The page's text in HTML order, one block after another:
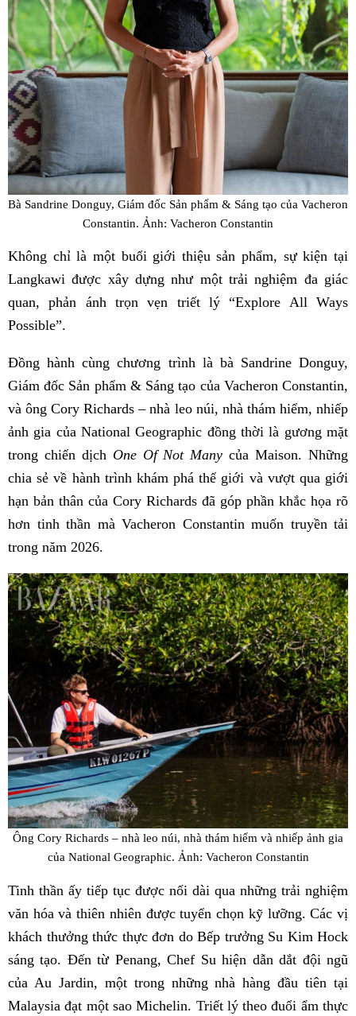
Bà Sandrine Donguy, Giám đốc Sản phẩm & Sáng tạo của Vacheron
Constantin. Ảnh: Vacheron Constantin
Không chỉ là một buổi giới thiệu sản phẩm, sự kiện tại
Langkawi được xây dựng như một trải nghiệm đa giác
quan, phản ánh trọn vẹn triết lý “Explore All Ways
Possible”.
Đồng hành cùng chương trình là bà Sandrine Donguy,
Giám đốc Sản phẩm & Sáng tạo của Vacheron Constantin,
và ông Cory Richards – nhà leo núi, nhà thám hiểm, nhiếp
ảnh gia của National Geographic đồng thời là gương mặt
trong chiến dịch One Of Not Many của Maison. Những
chia sẻ về hành trình khám phá thế giới và vượt qua giới
hạn bản thân của Cory Richards đã góp phần khắc họa rõ
hơn tinh thần mà Vacheron Constantin muốn truyền tải
trong năm 2026.
Ông Cory Richards – nhà leo núi, nhà thám hiểm và nhiếp ảnh gia
của National Geographic. Ảnh: Vacheron Constantin
Tinh thần ấy tiếp tục được nối dài qua những trải nghiệm
văn hóa và thiên nhiên được tuyển chọn kỹ lưỡng. Các vị
khách thưởng thức thực đơn do Bếp trưởng Su Kim Hock
sáng tạo. Đến từ Penang, Chef Su hiện dẫn dắt đội ngũ
của Au Jardin, một trong những nhà hàng đầu tiên tại
Malaysia đạt một sao Michelin. Triết lý theo đuổi ẩm thực